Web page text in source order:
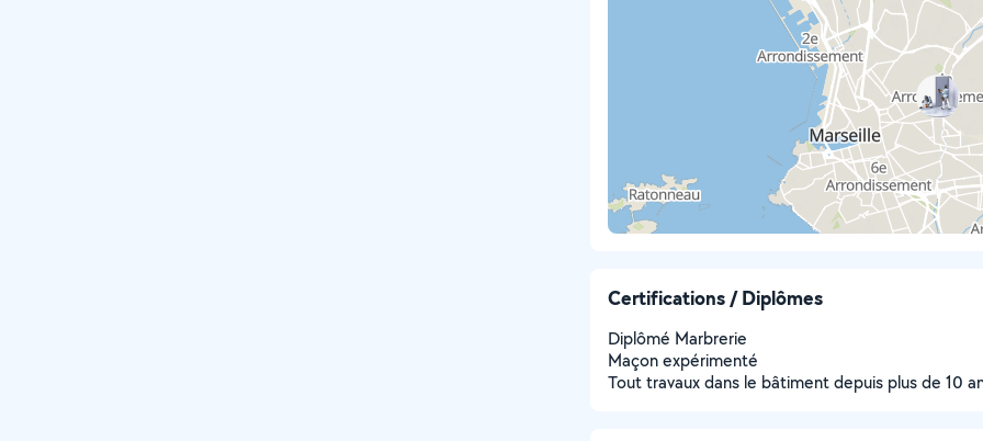
Certifications / Diplômes
Diplômé Marbrerie
Maçon expérimenté
Tout travaux dans le bâtiment depuis plus de 10